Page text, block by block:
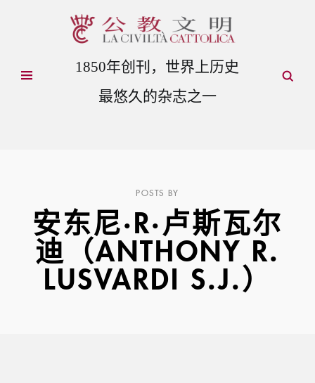
1850年创刊，世界上历史
最悠久的杂志之一
POSTS BY
安东尼·R·卢斯瓦尔
迪（ANTHONY R.
LUSVARDI S.J.）